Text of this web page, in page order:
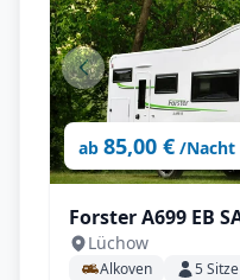
ab 85,00 € /Nacht
Forster A699 EB SAT & TV, Automatik,
Dachklima uvm.
Lüchow
Alkoven 5Sitze